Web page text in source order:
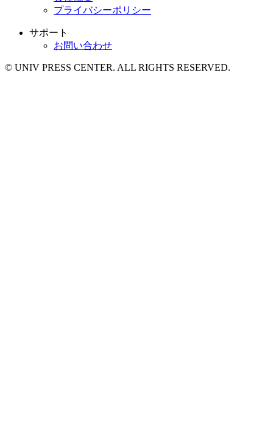
プライバシーポリシー
サポート
お問い合わせ
© UNIV PRESS CENTER. ALL RIGHTS RESERVED.